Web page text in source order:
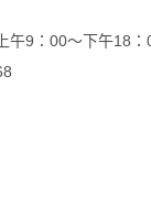
午9：00～下午18：